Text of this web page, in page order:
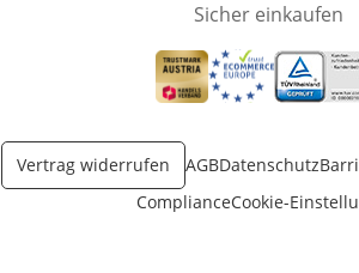
Sicher einkaufen
Öffnet in neuem
Öffnet in neuem
Öffnet in
Vertrag widerrufen AGBDatenschutz
ComplianceCookie-